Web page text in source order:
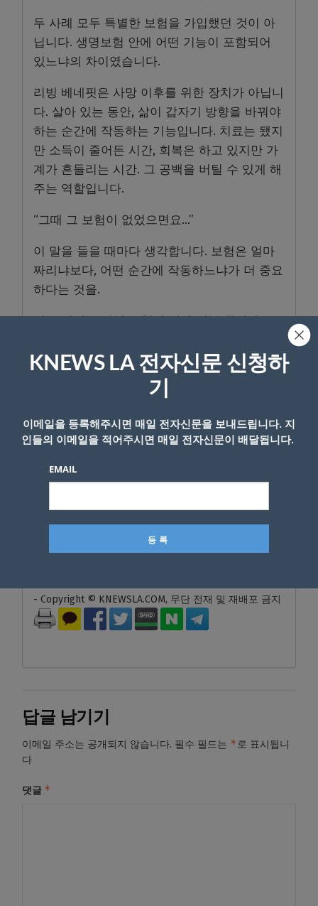
두 사례 모두 특별한 보험을 가입했던 것이 아
닙니다. 생명보험 안에 어떤 기능이 포함되어
있느냐의 차이였습니다.
리빙 베네핏은 사망 이후를 위한 장치가 아닙니
다. 살아 있는 동안, 삶이 갑자기 방향을 바꿔야
하는 순간에 작동하는 기능입니다. 치료는 됐지
만 소득이 줄어든 시간, 회복은 하고 있지만 가
계가 흔들리는 시간. 그 공백을 버틸 수 있게 해
주는 역할입니다.
“그때 그 보험이 없었으면요…”
이 말을 들을 때마다 생각합니다. 보험은 얼마
짜리냐보다, 어떤 순간에 작동하느냐가 더 중요
하다는 것을.
지금 가지고 계신 보험이 살아 있는 동안에도
습니다.
CA Life Insurance Lic. #4261307
✉️ plan.madisonlee@gmail.com
📷 Instagram: @moneyplanus
🌐 www.across-marketing.com
- Copyright © KNEWSLA.COM, 무단 전재 및 재배포 금지
답글 남기기
이메일 주소는 공개되지 않습니다. 필수 필드는 *로 표시됩니
다
댓글 *
KNEWS LA 전자신문 신청하
기
이메일을 등록해주시면 매일 전자신문을 보내드립니다. 지
인들의 이메일을 적어주시면 매일 전자신문이 배달됩니다.
EMAIL